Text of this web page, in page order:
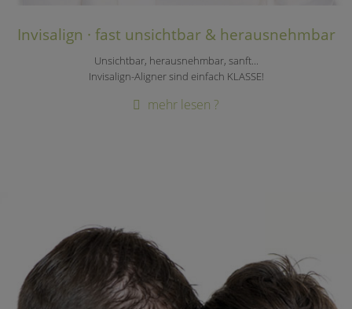
Invisalign · fast unsichtbar & herausnehmbar
Unsichtbar, herausnehmbar, sanft...
Invisalign-Aligner sind einfach KLASSE!
mehr lesen ?